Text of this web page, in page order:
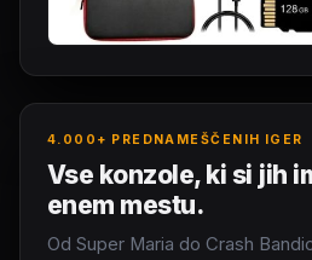
4.000+ PREDNAMEŠČENIH IGER
Vse konzole, ki si jih
enem mestu.
Od Super Maria do Crash